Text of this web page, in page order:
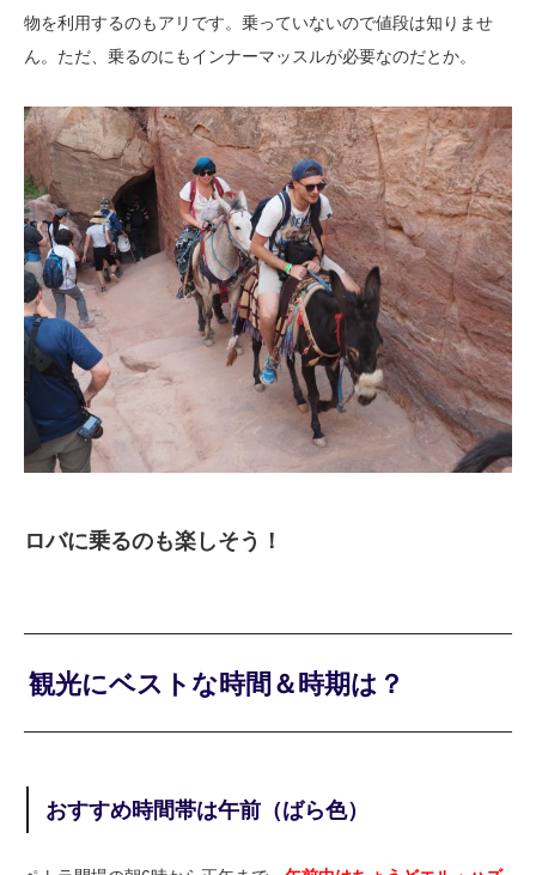
物を利用するのもアリです。乗っていないので値段は知りませ
ん。ただ、乗るのにもインナーマッスルが必要なのだとか。
ロバに乗るのも楽しそう！
観光にベストな時間＆時期は？
おすすめ時間帯は午前（ばら色）